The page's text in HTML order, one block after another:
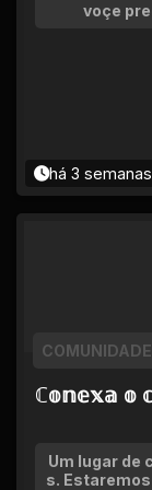
voçe
há 3 semanas
ℂ𝕠𝕟𝕖𝕩𝕒 𝕠
Um lugar de
s.